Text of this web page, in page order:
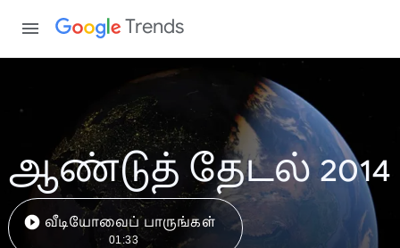
Trends
ஆண்டுத் தேடல் 2014
வீடியோவைப் பாருங்கள்
01:33